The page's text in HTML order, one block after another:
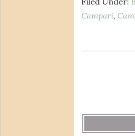
Campari,